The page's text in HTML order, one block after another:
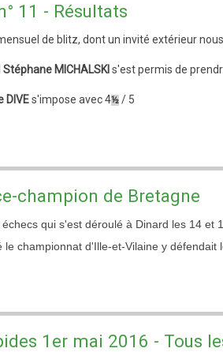
11 - Résultats
de blitz, dont un invité extérieur
Stéphane MICHALSKI s'est permis de
DIVEs'impose avec 4½ / 5
champion de Bretagne
qui s'est déroulé à Dinard les 14
le championnat d'Ille-et-Vilaine y défendait
1er mai 2016 - Tous